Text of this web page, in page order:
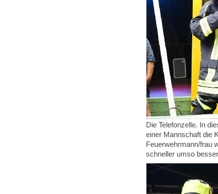
Die Telefonzelle. In
einer Mannschaft die
Feuerwehrmann/frau
schneller umso